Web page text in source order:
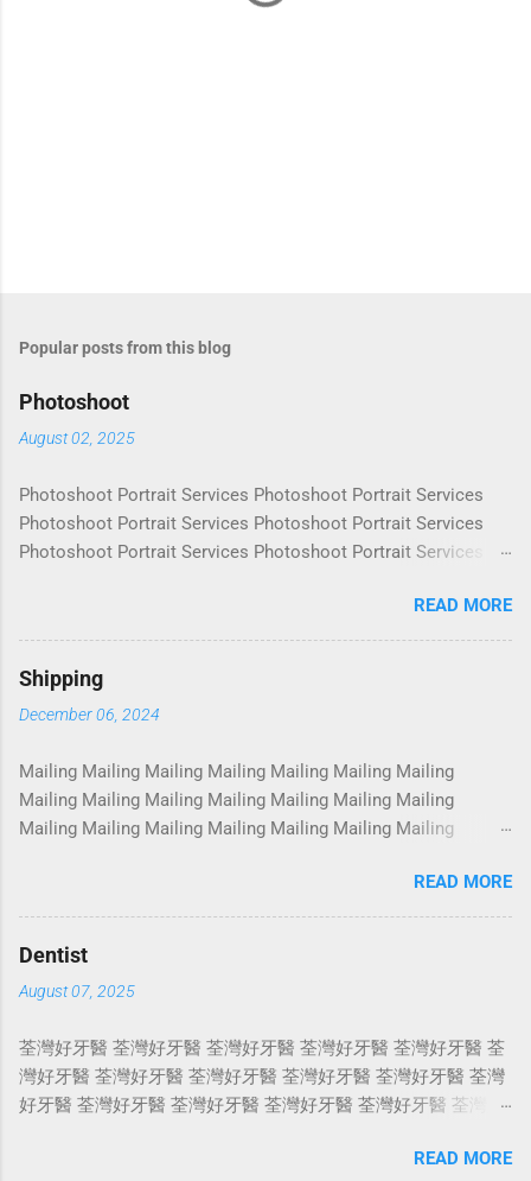
Popular posts from this blog
Photoshoot
August 02, 2025
Photoshoot Portrait Services Photoshoot Portrait Services
Photoshoot Portrait Services Photoshoot Portrait Services
Photoshoot Portrait Services Photoshoot Portrait Services
Photoshoot Portrait Services Photoshoot Portrait Services
Photoshoot Portrait Services Photoshoot Portrait Services
Photoshoot Portrait Services Photoshoot Portrait Services
Photoshoot Portrait Services Photoshoot Portrait Services
Photoshoot Portrait Services Photoshoot Portrait Services
Photoshoot Portrait Services Photoshoot Portrait Services
Photoshoot Portrait Services Photoshoot Portrait Services
Photoshoot Portrait Services Photoshoot Portrait Services
Photoshoot Portrait Services Photoshoot Portrait Services
Photoshoot Portrait Services Photoshoot Portrait Services
Photosho...
READ MORE
Shipping
December 06, 2024
Mailing Mailing Mailing Mailing Mailing Mailing Mailing
Mailing Mailing Mailing Mailing Mailing Mailing Mailing
Mailing Mailing Mailing Mailing Mailing Mailing Mailing
Mailing Mailing Mailing Mailing Mailing Mailing Mailing
Mailing Mailing Mailing Mailing Mailing Mailing Mailing
Mailing Mailing Mailing Mailing Mailing Mailing Mailing
Mailing Mailing Mailing Mailing Mailing Mailing Mailing
Mailing Mailing Mailing Mailing Mailing Mailing Mailing
Mailing Mailing Mailing Mailing Mailing Mailing Mailing
Mailing Mailing Mailing Mailing Mailing Mailing Mailing
READ MORE
Dentist
August 07, 2025
荃灣好牙醫 荃灣好牙醫 荃灣好牙醫 荃灣好牙醫 荃灣好牙醫 荃
灣好牙醫 荃灣好牙醫 荃灣好牙醫 荃灣好牙醫 荃灣好牙醫 荃灣
好牙醫 荃灣好牙醫 荃灣好牙醫 荃灣好牙醫 荃灣好牙醫 荃灣好
醫 荃灣好牙醫 荃灣好牙醫 荃灣好牙醫 荃灣好牙醫 荃灣好牙醫
READ MORE